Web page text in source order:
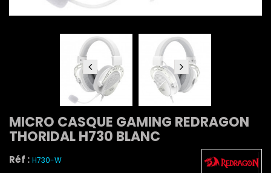
MICRO CASQUE GAMING REDRAGON
THORIDAL H730 BLANC
Réf : H730-W